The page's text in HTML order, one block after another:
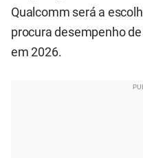
Qualcomm será a
procura desempenho
em 2026.